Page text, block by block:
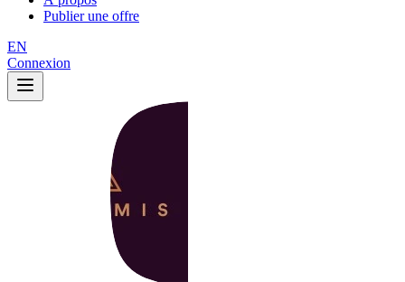
Publier une offre
EN
Connexion